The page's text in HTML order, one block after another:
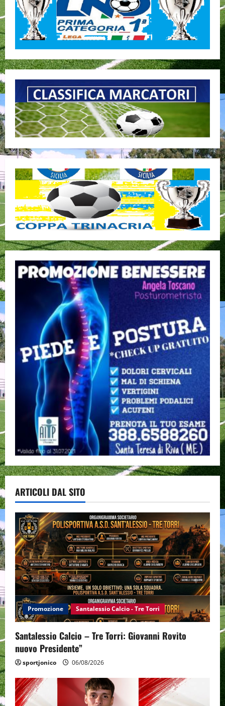
ARTICOLI DAL SITO
Promozione Santalessio Calcio - Tre Torri
Santalessio Calcio – Tre Torri: Giovanni Rovito
nuovo Presidente”
sportjonico 06/08/2026